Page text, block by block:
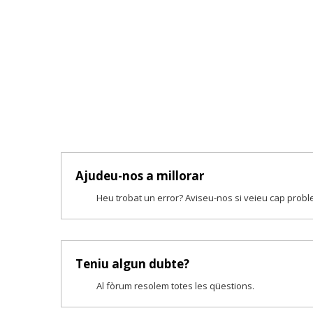
Ajudeu-nos a millorar
Heu trobat un error? Aviseu-nos si veieu cap
Teniu algun dubte?
Al fòrum resolem totes les qüestions.